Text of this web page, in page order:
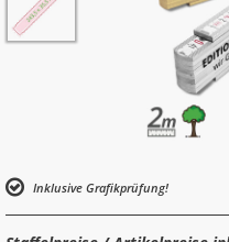
Inklusive Grafikprüfung!